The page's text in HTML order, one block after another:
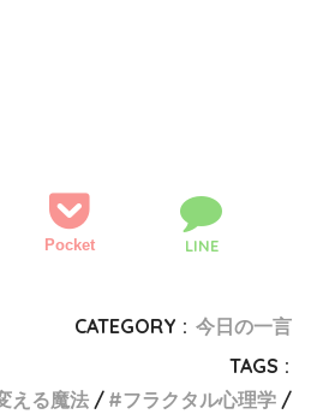
Pocket LINE
CATEGORY : 今日の一言
TAGS :
える魔法
フラクタル心理学